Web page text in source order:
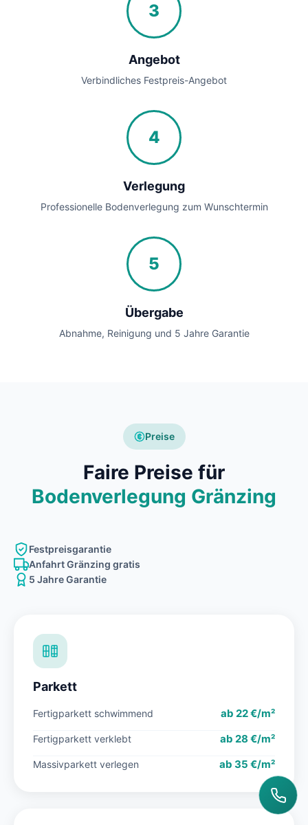
3
Angebot
Verbindliches Festpreis-Angebot
4
Verlegung
Professionelle Bodenverlegung zum Wunschtermin
5
Übergabe
Abnahme, Reinigung und 5 Jahre Garantie
Preise
Faire Preise für
Bodenverlegung Gränzing
Festpreisgarantie
Anfahrt Gränzing gratis
5 Jahre Garantie
Parkett
Fertigparkett schwimmend ab 22 €/m²
Fertigparkett verklebt ab 28 €/m²
Massivparkett verlegen ab 35 €/m²